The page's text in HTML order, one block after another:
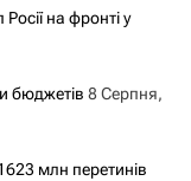
на фронті у
бюджетів 8 Серпня,
млн перетинів